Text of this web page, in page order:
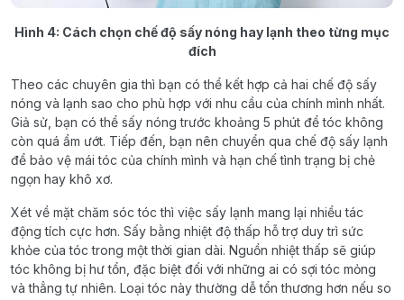
Hình 4: Cách chọn chế độ sấy nóng hay lạnh theo từng mục
đích
Theo các chuyên gia thì bạn có thể kết hợp cả hai chế độ sấy
nóng và lạnh sao cho phù hợp với nhu cầu của chính mình nhất.
Giả sử, bạn có thể sấy nóng trước khoảng 5 phút để tóc không
còn quá ẩm ướt. Tiếp đến, bạn nên chuyển qua chế độ sấy lạnh
để bảo vệ mái tóc của chính mình và hạn chế tình trạng bị chẻ
ngọn hay khô xơ.
Xét về mặt chăm sóc tóc thì việc sấy lạnh mang lại nhiều tác
động tích cực hơn. Sấy bằng nhiệt độ thấp hỗ trợ duy trì sức
khỏe của tóc trong một thời gian dài. Nguồn nhiệt thấp sẽ giúp
tóc không bị hư tổn, đặc biệt đối với những ai có sợi tóc mỏng
và thẳng tự nhiên. Loại tóc này thường dễ tổn thương hơn nếu so